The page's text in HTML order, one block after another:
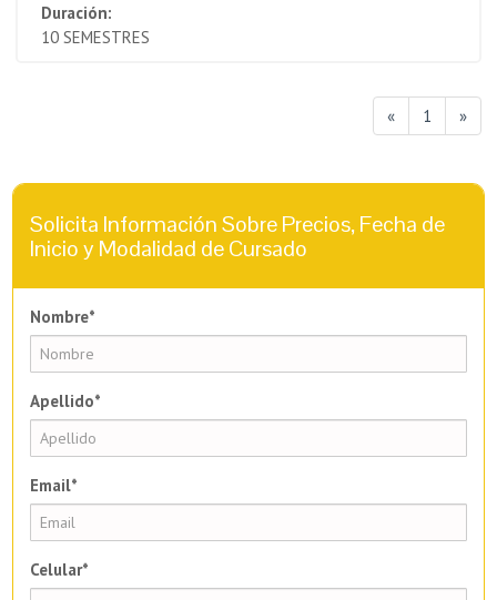
Duración:
10 SEMESTRES
« 1 »
Solicita Información Sobre Precios, Fecha de
Inicio y Modalidad de Cursado
Nombre*
Apellido*
Email*
Celular*